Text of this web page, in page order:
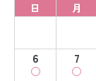
日 月
6
7